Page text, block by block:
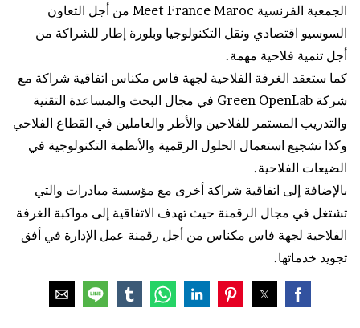
الجمعية الفرنسية Meet France Maroc من أجل التعاون
السوسيو اقتصادي ونقل التكنولوجيا وبلورة إطار للشراكة من
أجل تنمية فلاحية مهمة.
كما ستعقد الغرفة الفلاحية لجهة فاس مكناس اتفاقية شراكة مع
شركة Green OpenLab في مجال البحث والمساعدة التقنية
والتدريب المستمر للفلاحين والأطر والعاملين في القطاع الفلاحي
وكذا تشجيع استعمال الحلول الرقمية والأنظمة التكنولوجية في
الضيعات الفلاحية.
بالإضافة إلى اتفاقية شراكة أخرى مع مؤسسة مبادرات والتي
تشتغل في مجال الرقمنة حيث تهدف الاتفاقية إلى مواكبة الغرفة
الفلاحية لجهة فاس مكناس من أجل رقمنة عمل الإدارة في أفق
تجويد خدماتها.